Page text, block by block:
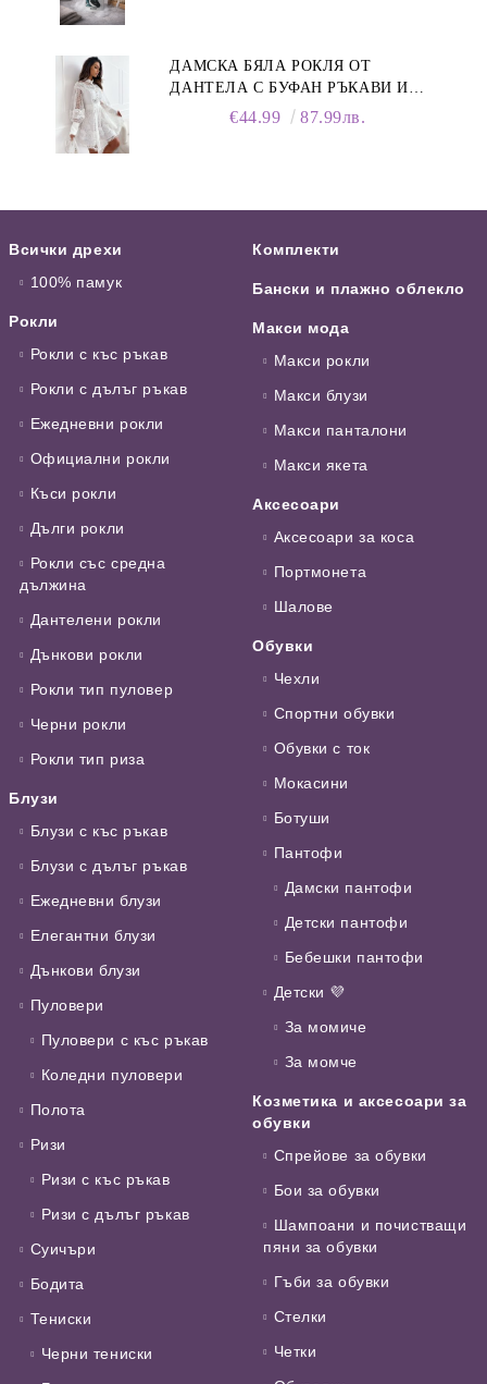
ДАМСКА БЯЛА РОКЛЯ ОТ
ДАНТЕЛА С БУФАН РЪКАВИ И
€44.99 87.99лв.
Всички дрехи
100% памук
Рокли
Рокли с къс ръкав
Рокли с дълъг ръкав
Ежедневни рокли
Официални рокли
Къси рокли
Дълги рокли
Рокли със средна
дължина
Дантелени рокли
Дънкови рокли
Рокли тип пуловер
Черни рокли
Рокли тип риза
Блузи
Блузи с къс ръкав
Блузи с дълъг ръкав
Ежедневни блузи
Елегантни блузи
Дънкови блузи
Пуловери
Пуловери с къс ръкав
Коледни пуловери
Полота
Ризи
Ризи с къс ръкав
Ризи с дълъг ръкав
Суичъри
Бодита
Тениски
Черни тениски
Комплекти
Бански и плажно облекло
Макси мода
Макси рокли
Макси блузи
Макси панталони
Макси якета
Аксесоари
Аксесоари за коса
Портмонета
Шалове
Обувки
Чехли
Спортни обувки
Обувки с ток
Мокасини
Ботуши
Пантофи
Дамски пантофи
Детски пантофи
Бебешки пантофи
Детски 💜
За момиче
За момче
Козметика и аксесоари за
обувки
Спрейове за обувки
Бои за обувки
Шампоани и почистващи
пяни за обувки
Гъби за обувки
Стелки
Четки